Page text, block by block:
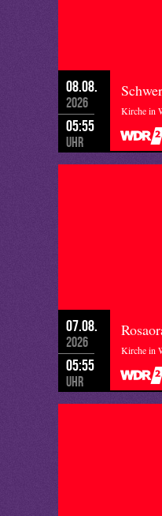
08.08.
2026
05:55
Uhr
Kirche in
07.08.
2026
05:55
Uhr
Kirche in